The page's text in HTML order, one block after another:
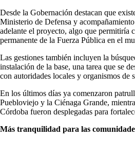
Desde la Gobernación destacan que
Ministerio de Defensa y
adelante el proyecto, algo que permitiría
permanente de la Fuerza Pública en el
Las gestiones también incluyen la
instalación de la base, una tarea que se
con autoridades locales y organismos de
En los últimos días ya comenzaron
Puebloviejo y la Ciénaga Grande,
Córdoba fueron desplegadas para
Más tranquilidad para las